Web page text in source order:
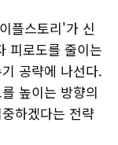
플스토리'가 신
피로도를 줄이는
공략에 나선다.
높이는 방향의
하겠다는 전략